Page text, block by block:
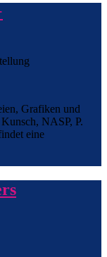
Grafiken und
NASP, P.
eine